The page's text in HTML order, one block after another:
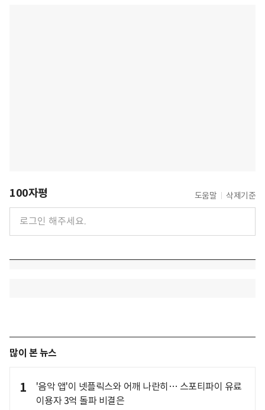
100자평 도움말 삭제기준
많이 본 뉴스
1
'음악 앱'이 넷플릭스와 어깨 나란히… 스포티파이 유료
이용자 3억 돌파 비결은